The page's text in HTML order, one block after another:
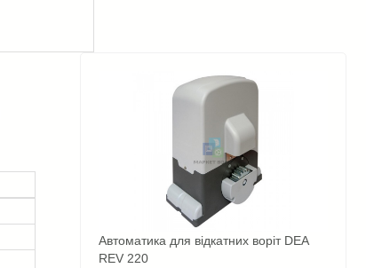
Автоматика для відкатних воріт DEA
REV 220